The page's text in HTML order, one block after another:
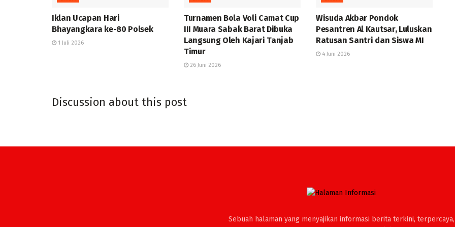
Iklan Ucapan Hari
Bhayangkara ke-80 Polsek
1 Juli 2026
Turnamen Bola Voli Camat Cup
III Muara Sabak Barat Dibuka
Langsung Oleh Kajari Tanjab
Timur
26 Juni 2026
Wisuda Akbar Pondok
Pesantren Al Kautsar, Luluskan
Ratusan Santri dan Siswa MI
4 Juni 2026
Discussion about this post
Sebuah halaman yang menyajikan informasi berita terkini, terpercaya,